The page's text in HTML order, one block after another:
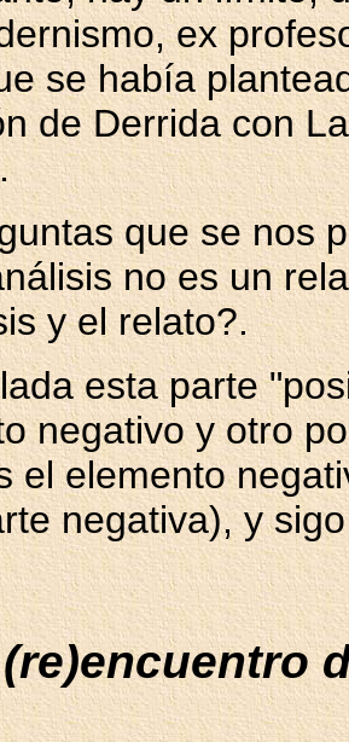
ex
se había
de Derrida con
que se nos
no es un
y el relato?.
esta parte
negativo y otro
el elemento
negativa), y